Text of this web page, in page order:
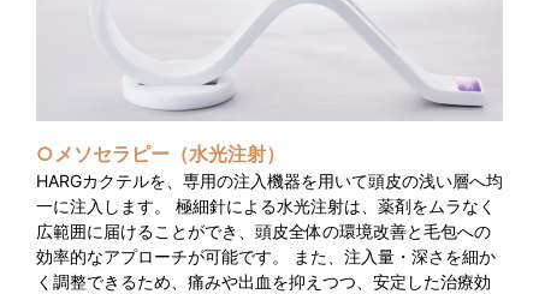
○メソセラピー（水光注射）
HARGカクテルを、専用の注入機器を用いて頭皮の浅い層へ均
一に注入します。 極細針による水光注射は、薬剤をムラなく
広範囲に届けることができ、頭皮全体の環境改善と毛包への
効率的なアプローチが可能です。 また、注入量・深さを細か
く調整できるため、痛みや出血を抑えつつ、安定した治療効